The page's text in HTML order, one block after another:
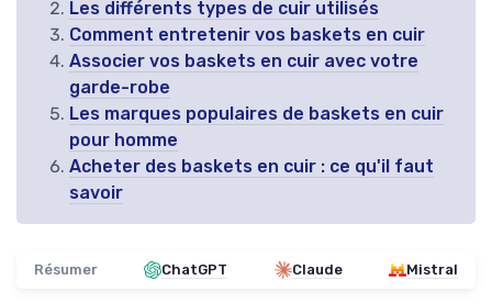
Les différents types de cuir utilisés
Comment entretenir vos baskets en cuir
Associer vos baskets en cuir avec votre
garde-robe
Les marques populaires de baskets en cuir
pour homme
Acheter des baskets en cuir : ce qu'il faut
savoir
Résumer ChatGPT Claude Mistral